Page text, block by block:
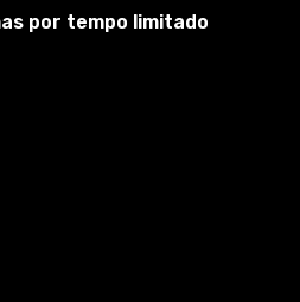
por tempo limitado